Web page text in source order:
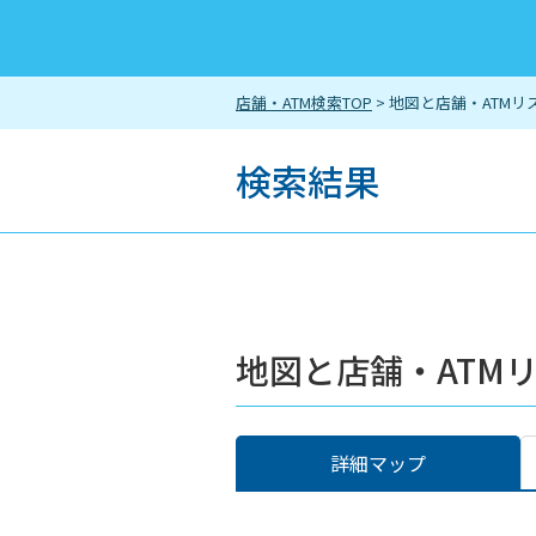
店舗・ATM検索TOP > 地図と店舗・ATMリ
検索結果
地図と店舗・ATM
詳細マップ